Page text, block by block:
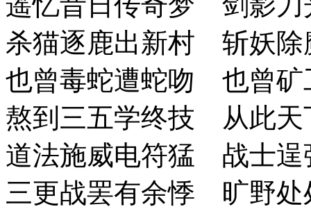
杀猫逐鹿出新村 斩妖
也曾毒蛇遭蛇吻 也曾
熬到三五学终技 从此
道法施威电符猛 战士
三更战罢有余悸 旷野